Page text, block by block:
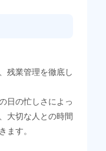
残業管理を徹底し
日の忙しさによっ
大切な人との時間
ます。